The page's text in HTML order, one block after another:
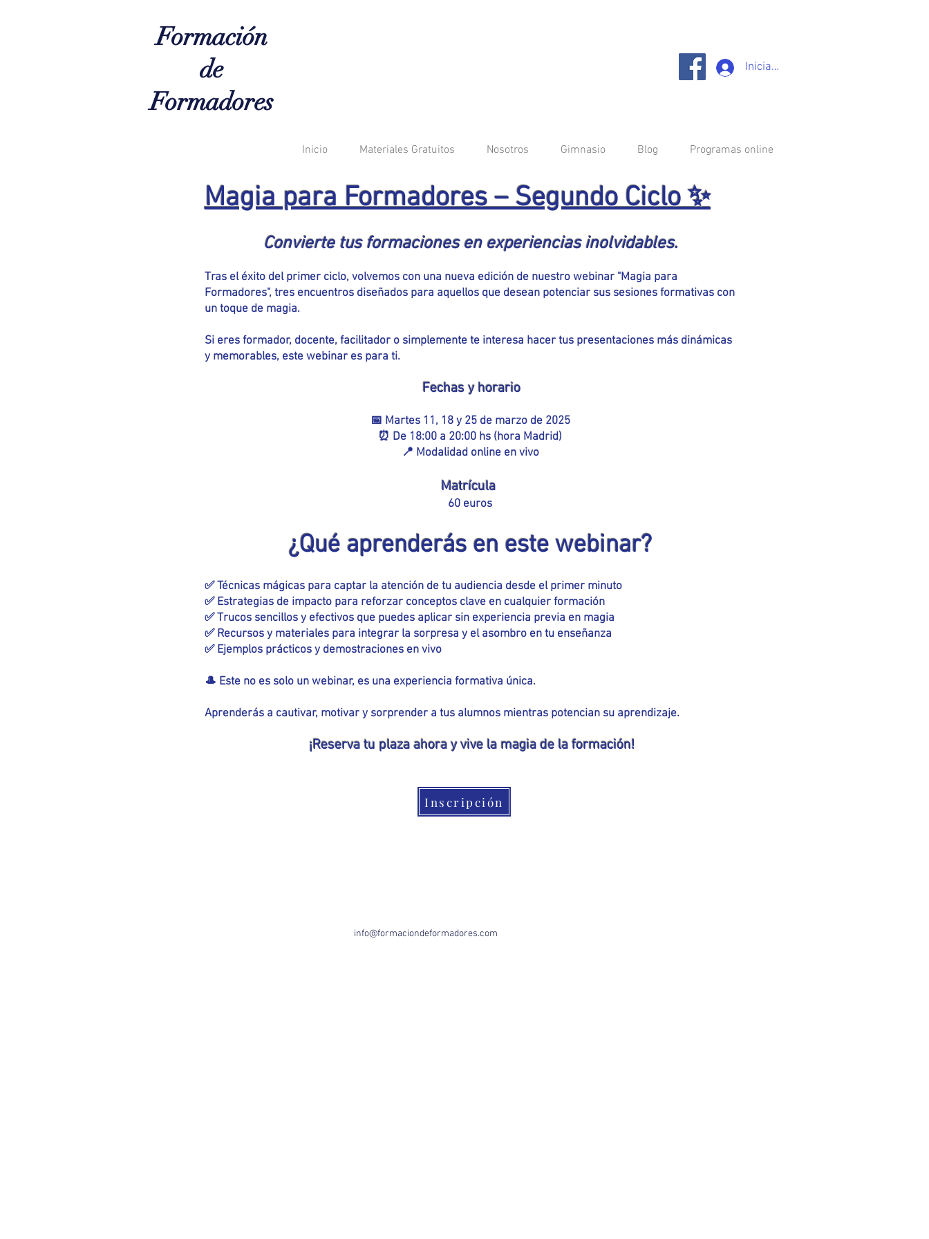
Formación
de
Formadores
Iniciar sesión
Inicio Materiales Gratuitos Nosotros Gimnasio Blog Programas online
Magia para Formadores – Segundo Ciclo ✨
Convierte tus formaciones en experiencias inolvidables.
Tras el éxito del primer ciclo, volvemos con una nueva edición de nuestro webinar "Magia para
Formadores", tres encuentros diseñados para aquellos que desean potenciar sus sesiones formativas con
un toque de magia.
Si eres formador, docente, facilitador o simplemente te interesa hacer tus presentaciones más dinámicas
y memorables, este webinar es para ti.
Fechas y horario
📅 Martes 11, 18 y 25 de marzo de 2025
⏰ De 18:00 a 20:00 hs (hora Madrid)
📍 Modalidad online en vivo
Matrícula
60 euros
¿Qué aprenderás en este webinar?
✅ Técnicas mágicas para captar la atención de tu audiencia desde el primer minuto
✅ Estrategias de impacto para reforzar conceptos clave en cualquier formación
✅ Trucos sencillos y efectivos que puedes aplicar sin experiencia previa en magia
✅ Recursos y materiales para integrar la sorpresa y el asombro en tu enseñanza
✅ Ejemplos prácticos y demostraciones en vivo
🎩 Este no es solo un webinar, es una experiencia formativa única.
Aprenderás a cautivar, motivar y sorprender a tus alumnos mientras potencian su aprendizaje.
¡Reserva tu plaza ahora y vive la magia de la formación!
Inscripción
info@formaciondeformadores.com